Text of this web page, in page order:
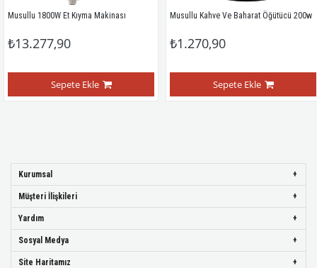
Et Kıyma Makinası
Sepete Ekle
Musullu Kahve Ve Baharat Öğütücü 200w
₺1.270,90
Sepete Ekle
Kurumsal
Müşteri İlişkileri
Yardım
Sosyal Medya
Site Haritamız